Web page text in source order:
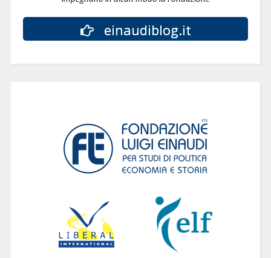
einaudiblog.it